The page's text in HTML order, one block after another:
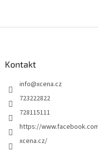
Kontakt
info@xcena.cz
723222822
728115111
https://
xcena.cz/